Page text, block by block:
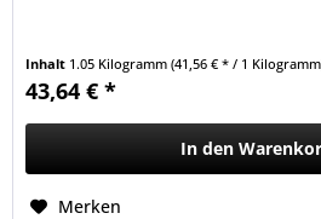
Inhalt 1.05 Kilogramm(41,56 € * / 1
43,64 € *
In den
Merken